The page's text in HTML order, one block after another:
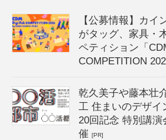
【公募情報】カイ
がタッグ、家具・
ペティション「
COMPETITION
乾久美子や藤本壮
工 住まいのデザイ
20回記念 特別講演
催[PR]